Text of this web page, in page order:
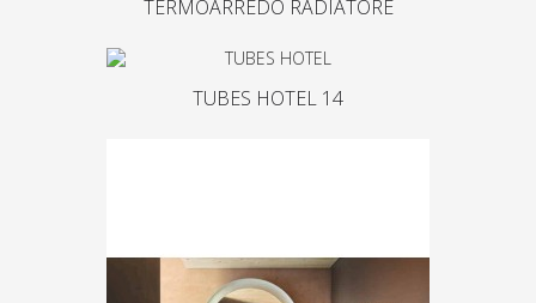
TERMOARREDO RADIATORE
TUBES HOTEL 14